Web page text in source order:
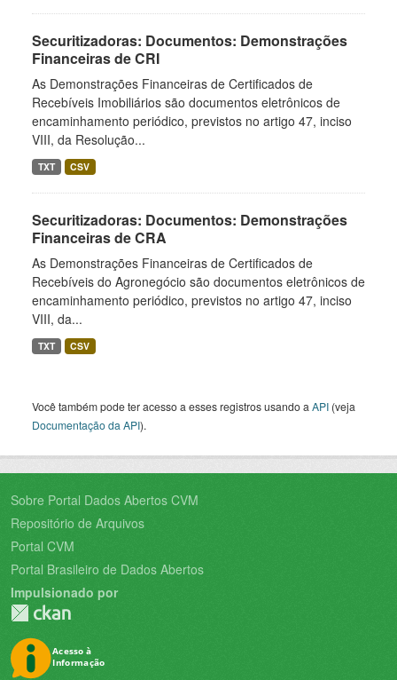
Securitizadoras: Documentos: Demonstrações
Financeiras de CRI
As Demonstrações Financeiras de Certificados de
Recebíveis Imobiliários são documentos eletrônicos de
encaminhamento periódico, previstos no artigo 47, inciso
VIII, da Resolução...
TXT CSV
Securitizadoras: Documentos: Demonstrações
Financeiras de CRA
As Demonstrações Financeiras de Certificados de
Recebíveis do Agronegócio são documentos eletrônicos de
encaminhamento periódico, previstos no artigo 47, inciso
VIII, da...
TXT CSV
Você também pode ter acesso a esses registros usando a API (veja
Documentação da API).
Sobre Portal Dados Abertos CVM
Repositório de Arquivos
Portal CVM
Portal Brasileiro de Dados Abertos
Impulsionado por